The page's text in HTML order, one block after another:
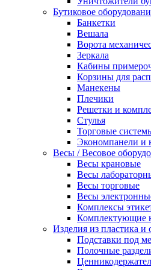
Бутиковое
Банкетки
Вешала
Ворота
Зеркала
Кабины
Корзины для
Манекены
Плечики
Решетки и
Стулья
Торговые
Экономпанели и
Весы / Весовое
Весы крановые
Весы
Весы торговые
Весы
Комплексы
Комплектующие
Изделия из пластика и
Подставки под
Полочные